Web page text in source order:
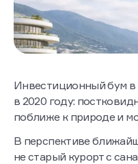
Инвестиционный бум в
в 2020 году:
поближе к природе и
В перспективе
не старый курорт с